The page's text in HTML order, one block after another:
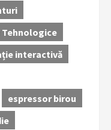
interactivă
espressor birou